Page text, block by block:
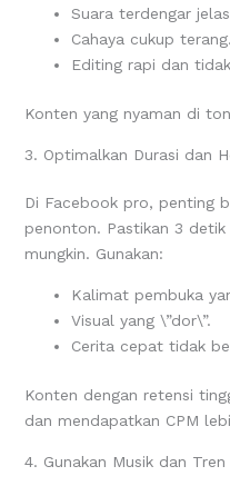
Suara terdengar
Cahaya cukup terang.
Editing rapi dan
Konten yang nyaman di
3. Optimalkan Durasi dan
Di Facebook pro, penting
penonton. Pastikan 3
mungkin. Gunakan:
Kalimat pembuka
Visual yang \”dor\”.
Cerita cepat tidak
Konten dengan retensi
dan mendapatkan CPM
4. Gunakan Musik dan